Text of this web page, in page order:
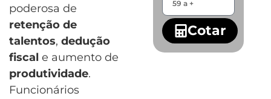
poderosa de
retenção de
talentos, dedução
fiscal e aumento de
produtividade.
Funcionários
Cotar